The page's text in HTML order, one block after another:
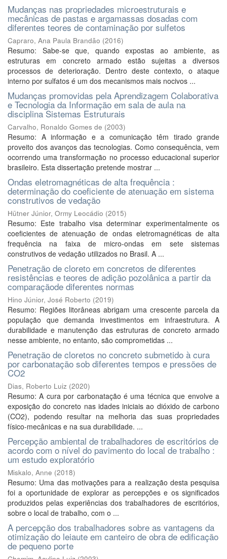
Mudanças nas propriedades microestruturais e
mecânicas de pastas e argamassas dosadas com
diferentes teores de contaminação por sulfetos
Capraro, Ana Paula Brandão (2016)
Resumo: Sabe-se que, quando expostas ao ambiente, as
estruturas em concreto armado estão sujeitas a diversos
processos de deterioração. Dentro deste contexto, o ataque
interno por sulfatos é um dos mecanismos mais nocivos ...
Mudanças promovidas pela Aprendizagem Colaborativa
e Tecnologia da Informação em sala de aula na
disciplina Sistemas Estruturais
Carvalho, Ronaldo Gomes de (2003)
Resumo: A informação e a comunicação têm tirado grande
proveito dos avanços das tecnologias. Como consequência, vem
ocorrendo uma transformação no processo educacional superior
brasileiro. Esta dissertação pretende mostrar ...
Ondas eletromagnéticas de alta frequência :
determinação do coeficiente de atenuação em sistema
construtivos de vedação
Hütner Júnior, Ormy Leocádio (2015)
Resumo: Este trabalho visa determinar experimentalmente os
coeficientes de atenuação de ondas eletromagnéticas de alta
frequência na faixa de micro-ondas em sete sistemas
construtivos de vedação utilizados no Brasil. A ...
Penetração de cloreto em concretos de diferentes
resistências e teores de adição pozolânica a partir da
comparaçãode diferentes normas
Hino Júnior, José Roberto (2019)
Resumo: Regiões litorâneas abrigam uma crescente parcela da
população que demanda investimentos em infraestrutura. A
durabilidade e manutenção das estruturas de concreto armado
nesse ambiente, no entanto, são comprometidas ...
Penetração de cloretos no concreto submetido à cura
por carbonatação sob diferentes tempos e pressões de
CO2
Dias, Roberto Luiz (2020)
Resumo: A cura por carbonatação é uma técnica que envolve a
exposição do concreto nas idades iniciais ao dióxido de carbono
(CO2), podendo resultar na melhoria das suas propriedades
físico-mecânicas e na sua durabilidade. ...
Percepção ambiental de trabalhadores de escritórios de
acordo com o nível do pavimento do local de trabalho :
um estudo exploratório
Miskalo, Anne (2018)
Resumo: Uma das motivações para a realização desta pesquisa
foi a oportunidade de explorar as percepções e os significados
produzidos pelas experiências dos trabalhadores de escritórios,
sobre o local de trabalho, com o ...
A percepção dos trabalhadores sobre as vantagens da
otimização do leiaute em canteiro de obra de edificação
de pequeno porte